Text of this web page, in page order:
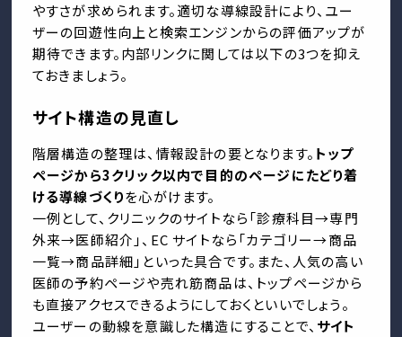
やすさが求められます。適切な導線設計により、ユー
ザーの回遊性向上と検索エンジンからの評価アップが
期待できます。内部リンクに関しては以下の3つを抑え
ておきましょう。
サイト構造の見直し
階層構造の整理は、情報設計の要となります。 トップ
ページから3クリック以内で目的のページにたどり着
ける導線づくりを心がけます。
一例として、クリニックのサイトなら「診療科目→専門
外来→医師紹介」、EC サイトなら「カテゴリー→商品
一覧→商品詳細」といった具合です。また、人気の高い
医師の予約ページや売れ筋商品は、トップページから
も直接アクセスできるようにしておくといいでしょう。
ユーザーの動線を意識した構造にすることで、 サイト